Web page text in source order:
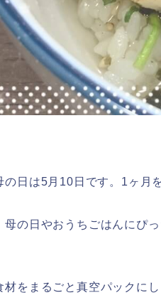
の日は5月10日です。1ヶ月
母の日やおうちごはんにぴ
材をまるごと真空パックに